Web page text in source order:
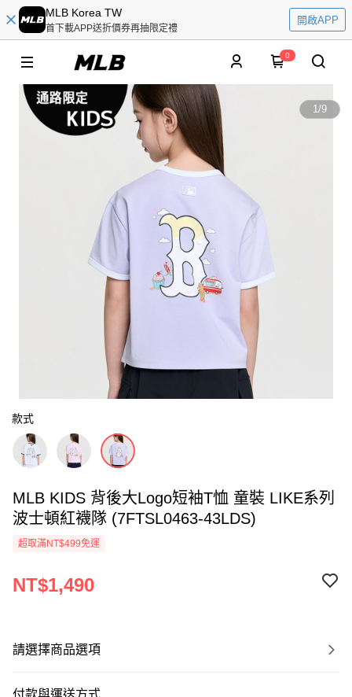
MLB Korea TW
首下載APP送折價券再抽限定禮
開啟APP
0
1/9
款式
MLB KIDS 背後大Logo短袖T恤 童裝 LIKE系列
波士頓紅襪隊 (7FTSL0463-43LDS)
超取滿NT$499免運
NT$1,490
請選擇商品選項
付款與運送方式